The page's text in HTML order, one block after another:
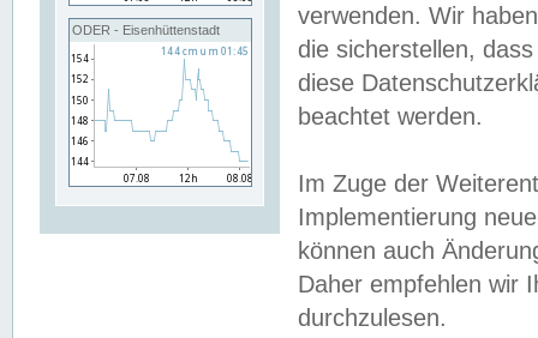
ODER - Eisenhüttenstadt
verwenden. Wir
die sicherstellen,
diese
beachtet werden.
Im Zuge der
Implementierung
können auch
Daher empfehlen wir
durchzulesen.